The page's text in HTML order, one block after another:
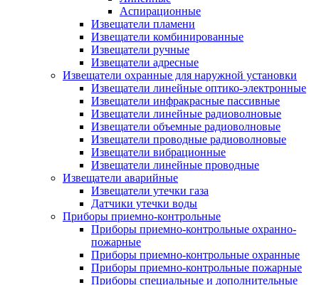
Аспирационные
Извещатели пламени
Извещатели комбинированные
Извещатели ручные
Извещатели адресные
Извещатели охранные для наружной установки
Извещатели линейные оптико-электронные
Извещатели инфракрасные пассивные
Извещатели линейные радиоволновые
Извещатели объемные радиоволновые
Извещатели проводные радиоволновые
Извещатели вибрационные
Извещатели линейные проводные
Извещатели аварийные
Извещатели утечки газа
Датчики утечки воды
Приборы приемно-контрольные
Приборы приемно-контрольные охранно-
пожарные
Приборы приемно-контрольные охранные
Приборы приемно-контрольные пожарные
Приборы специальные и дополнительные